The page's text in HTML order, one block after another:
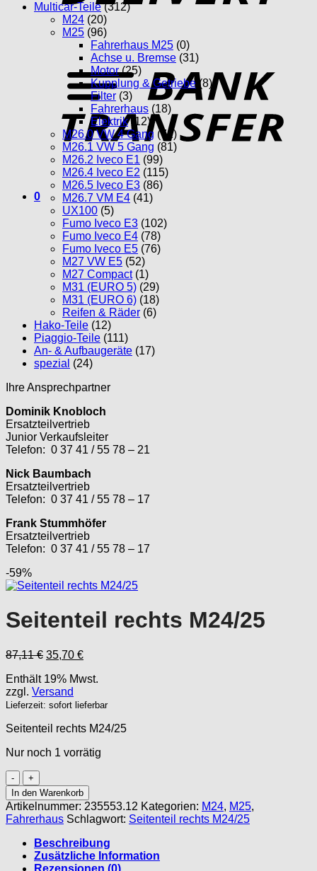
0
Multicar-Teile (312)
M24 (20)
M25 (96)
Fahrerhaus M25 (0)
Achse u. Bremse (31)
Motor (25)
Kupplung & Getriebe (8)
Filter (3)
Fahrerhaus (18)
Elektrik (12)
M26.0 VW 4 Gang (71)
M26.1 VW 5 Gang (81)
M26.2 Iveco E1 (99)
M26.4 Iveco E2 (115)
M26.5 Iveco E3 (86)
M26.7 VM E4 (41)
UX100 (5)
Fumo Iveco E3 (102)
Fumo Iveco E4 (78)
Fumo Iveco E5 (76)
M27 VW E5 (52)
M27 Compact (1)
M31 (EURO 5) (29)
M31 (EURO 6) (18)
Reifen & Räder (6)
Hako-Teile (12)
Piaggio-Teile (111)
An- & Aufbaugeräte (17)
spezial (24)
Ihre Ansprechpartner
Dominik Knobloch
Ersatzteilvertrieb
Junior Verkaufsleiter
Telefon: 0 37 41 / 55 78 – 21
Nick Baumbach
Ersatzteilvertrieb
Telefon: 0 37 41 / 55 78 – 17
Frank Stummhöfer
Ersatzteilvertrieb
Telefon: 0 37 41 / 55 78 – 17
-59%
Seitenteil rechts M24/25
87,11€ Ursprünglicher
war:
87,11 €
35,70 €Aktueller
ist:
Enthält 19% Mwst.
zzgl. Versand
Lieferzeit: sofort lieferbar
Seitenteil rechts M24/25
Nur noch 1 vorrätig
Seitenteil
rechts
M24/25
Menge
In den Warenkorb
Artikelnummer: 235553.12 Kategorien: M24, M25,
Fahrerhaus Schlagwort: Seitenteil rechts M24/25
Beschreibung
Zusätzliche Information
Rezensionen (0)